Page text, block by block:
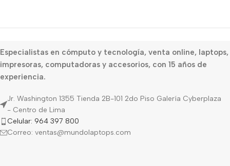
Especialistas en cómputo y tecnología, venta online, laptops,
impresoras, computadoras y accesorios, con 15 años de
experiencia.
Jr. Washington 1355 Tienda 2B-101 2do Piso Galería Cyberplaza
- Centro de Lima
Celular: 964 397 800
Correo: ventas@mundolaptops.com